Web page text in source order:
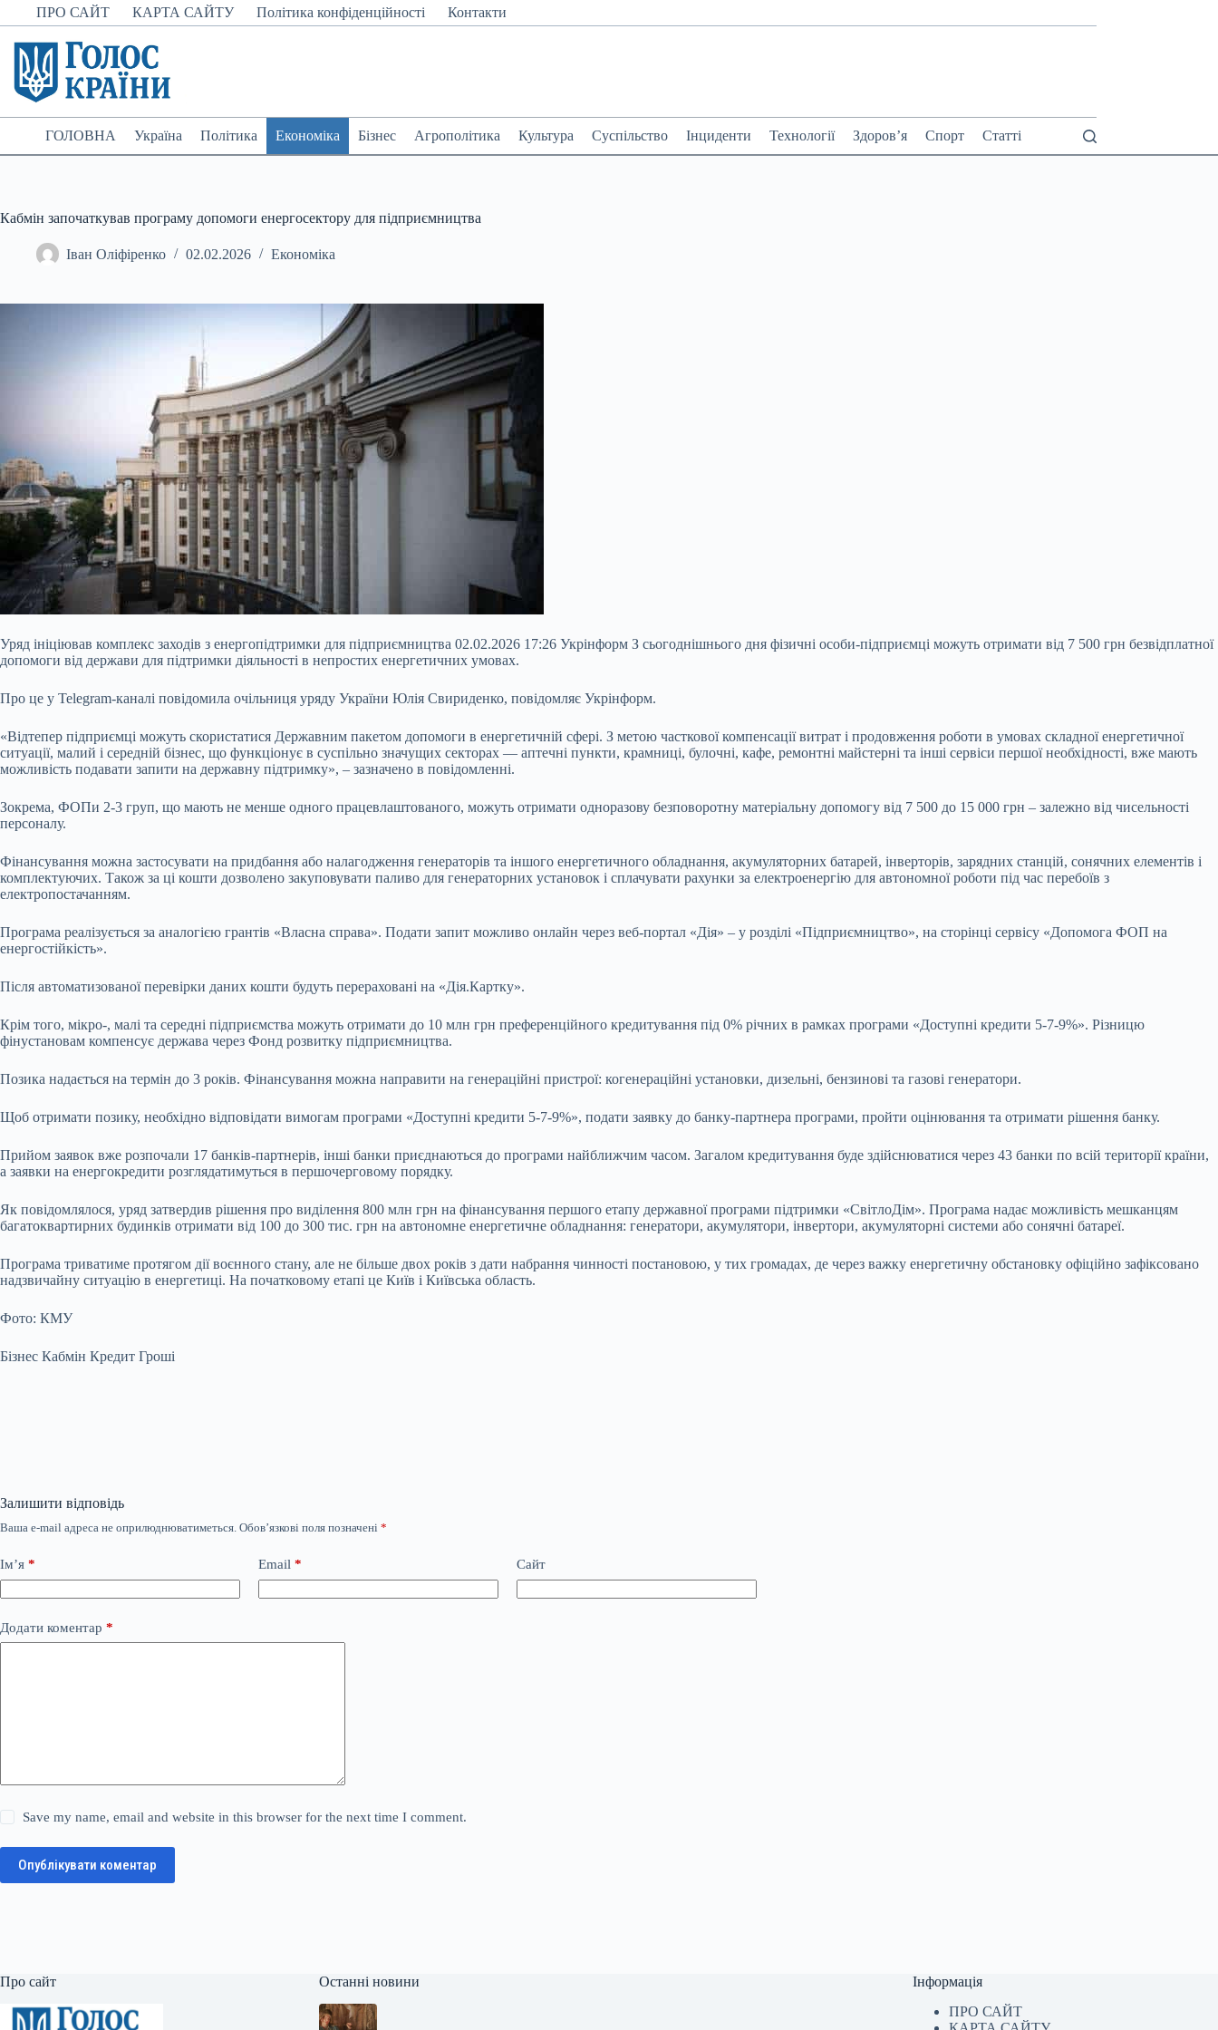
Перейти
до
вмісту
ПРО САЙТ КАРТА САЙТУ Політика конфіденційності Контакти
ГОЛОВНА Україна Політика Економіка Бізнес Агрополітика Культура Суспільство Інциденти Технології Здоров’я Спорт Статті
Кабмін започаткував програму допомоги енергосектору для підприємництва
Іван Оліфіренко 02.02.2026 Економіка
Уряд ініціював комплекс заходів з енергопідтримки для підприємництва 02.02.2026 17:26 Укрінформ З сьогоднішнього дня фізичні особи-підприємці можуть отримати від 7 500 грн безвідплатної
допомоги від держави для підтримки діяльності в непростих енергетичних умовах.
Про це у Telegram-каналі повідомила очільниця уряду України Юлія Свириденко, повідомляє Укрінформ.
«Відтепер підприємці можуть скористатися Державним пакетом допомоги в енергетичній сфері. З метою часткової компенсації витрат і продовження роботи в умовах складної енергетичної
ситуації, малий і середній бізнес, що функціонує в суспільно значущих секторах — аптечні пункти, крамниці, булочні, кафе, ремонтні майстерні та інші сервіси першої необхідності, вже мають
можливість подавати запити на державну підтримку», – зазначено в повідомленні.
Зокрема, ФОПи 2-3 груп, що мають не менше одного працевлаштованого, можуть отримати одноразову безповоротну матеріальну допомогу від 7 500 до 15 000 грн – залежно від чисельності
персоналу.
Фінансування можна застосувати на придбання або налагодження генераторів та іншого енергетичного обладнання, акумуляторних батарей, інверторів, зарядних станцій, сонячних елементів і
комплектуючих. Також за ці кошти дозволено закуповувати паливо для генераторних установок і сплачувати рахунки за електроенергію для автономної роботи під час перебоїв з
електропостачанням.
Програма реалізується за аналогією грантів «Власна справа». Подати запит можливо онлайн через веб-портал «Дія» – у розділі «Підприємництво», на сторінці сервісу «Допомога ФОП на
енергостійкість».
Після автоматизованої перевірки даних кошти будуть перераховані на «Дія.Картку».
Крім того, мікро-, малі та середні підприємства можуть отримати до 10 млн грн преференційного кредитування під 0% річних в рамках програми «Доступні кредити 5-7-9%». Різницю
фінустановам компенсує держава через Фонд розвитку підприємництва.
Позика надається на термін до 3 років. Фінансування можна направити на генераційні пристрої: когенераційні установки, дизельні, бензинові та газові генератори.
Щоб отримати позику, необхідно відповідати вимогам програми «Доступні кредити 5-7-9%», подати заявку до банку-партнера програми, пройти оцінювання та отримати рішення банку.
Прийом заявок вже розпочали 17 банків-партнерів, інші банки приєднаються до програми найближчим часом. Загалом кредитування буде здійснюватися через 43 банки по всій території країни,
а заявки на енергокредити розглядатимуться в першочерговому порядку.
Як повідомлялося, уряд затвердив рішення про виділення 800 млн грн на фінансування першого етапу державної програми підтримки «СвітлоДім». Програма надає можливість мешканцям
багатоквартирних будинків отримати від 100 до 300 тис. грн на автономне енергетичне обладнання: генератори, акумулятори, інвертори, акумуляторні системи або сонячні батареї.
Програма триватиме протягом дії воєнного стану, але не більше двох років з дати набрання чинності постановою, у тих громадах, де через важку енергетичну обстановку офіційно зафіксовано
надзвичайну ситуацію в енергетиці. На початковому етапі це Київ і Київська область.
Фото: КМУ
Бізнес Кабмін Кредит Гроші
Залишити відповідь
Ваша e-mail адреса не оприлюднюватиметься. Обов’язкові поля позначені *
Ім’я * Email * Сайт
Додати коментар *
Save my name, email and website in this browser for the next time I comment.
Опублікувати коментар
Про сайт Останні новини
Інформація
ПРО САЙТ